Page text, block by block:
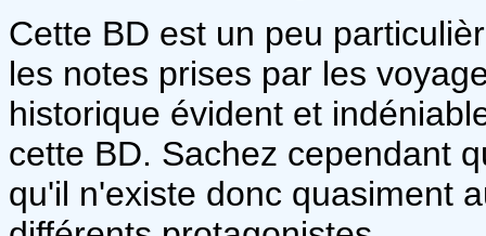
Cette BD est un peu
les notes prises par les
historique évident et
cette BD. Sachez cependant
qu'il n'existe donc quasiment